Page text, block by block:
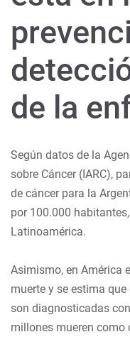
de la
Según datos de la
sobre Cáncer (IARC),
de cáncer para la
por 100.000
Latinoamérica.
Asimismo, en América
muerte y se estima
son diagnosticadas
millones mueren como